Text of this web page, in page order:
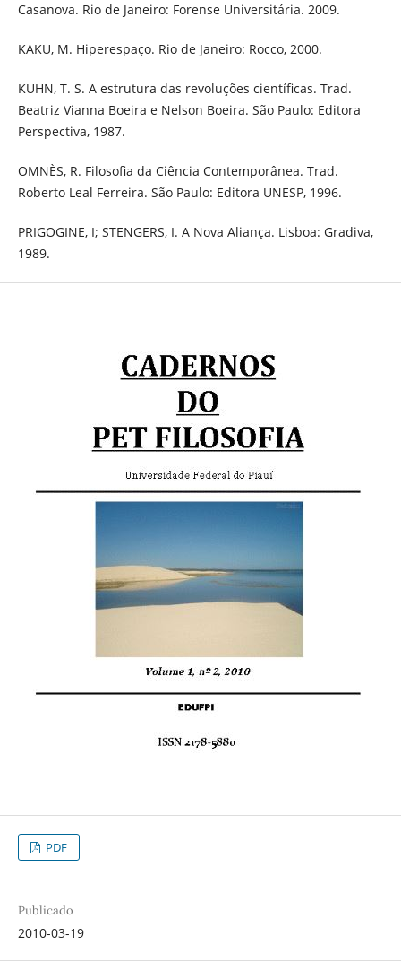
Casanova. Rio de Janeiro: Forense Universitária. 2009.
KAKU, M. Hiperespaço. Rio de Janeiro: Rocco, 2000.
KUHN, T. S. A estrutura das revoluções científicas. Trad.
Beatriz Vianna Boeira e Nelson Boeira. São Paulo: Editora
Perspectiva, 1987.
OMNÈS, R. Filosofia da Ciência Contemporânea. Trad.
Roberto Leal Ferreira. São Paulo: Editora UNESP, 1996.
PRIGOGINE, I; STENGERS, I. A Nova Aliança. Lisboa: Gradiva,
1989.
PDF
Publicado
2010-03-19